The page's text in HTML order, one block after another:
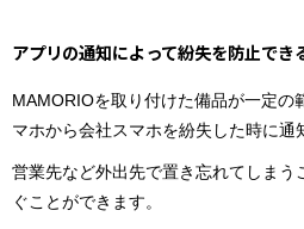
アプリの通知によって紛失を防止でき
MAMORIOを取り付けた備品が一定の
マホから会社スマホを紛失した時に通
営業先など外出先で置き忘れてしまう
ぐことができます。